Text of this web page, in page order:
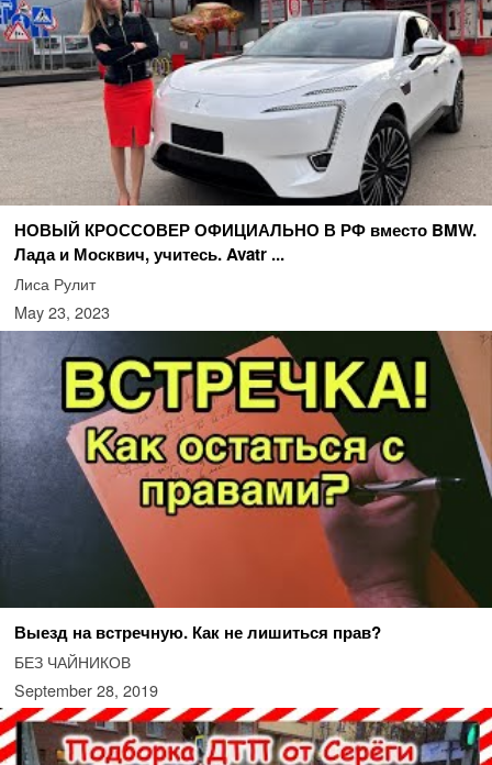
НОВЫЙ КРОССОВЕР ОФИЦИАЛЬНО В РФ вместо BMW.
Лада и Москвич, учитесь. Avatr ...
Лиса Рулит
May 23, 2023
Выезд на встречную. Как не лишиться прав?
БЕЗ ЧАЙНИКОВ
September 28, 2019